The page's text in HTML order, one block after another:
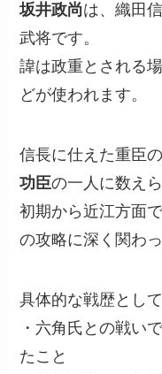
坂井政尚は、織田
武将です。
諱は政重とされる
どが使われます。
信長に仕えた重臣
功臣の一人に数えら
初期から近江方面
の攻略に深く関わ
具体的な戦歴として
・六角氏との戦い
たこと